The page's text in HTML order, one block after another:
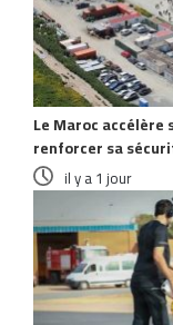
Le Maroc
renforcer sa
il y a 1 jour